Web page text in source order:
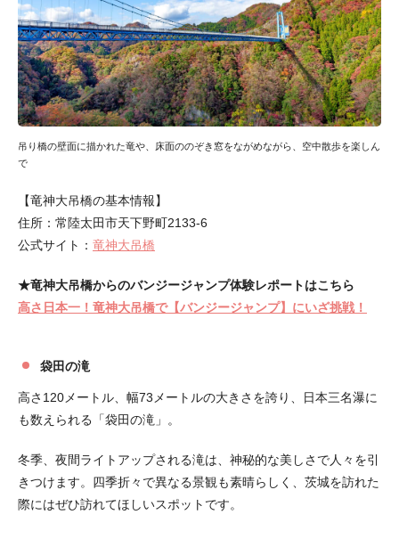
吊り橋の壁面に描かれた竜や、床面ののぞき窓をながめながら、空中散歩を楽しん
で
【竜神大吊橋の基本情報】
住所：常陸太田市天下野町2133-6
公式サイト： 竜神大吊橋
★竜神大吊橋からのバンジージャンプ体験レポートはこちら
高さ日本一！竜神大吊橋で【バンジージャンプ】にいざ挑戦！
袋田の滝
高さ120メートル、幅73メートルの大きさを誇り、日本三名瀑に
も数えられる「袋田の滝」。
冬季、夜間ライトアップされる滝は、神秘的な美しさで人々を引
きつけます。四季折々で異なる景観も素晴らしく、茨城を訪れた
際にはぜひ訪れてほしいスポットです。